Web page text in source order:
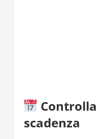
Controlla
scadenza